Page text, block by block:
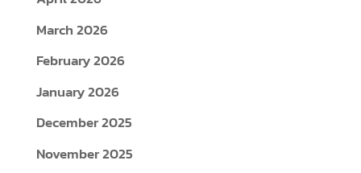
March 2026
February 2026
January 2026
December 2025
November 2025